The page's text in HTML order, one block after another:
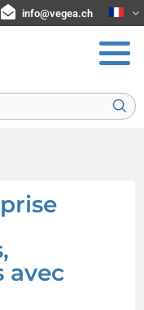
info@vegea.ch
avec